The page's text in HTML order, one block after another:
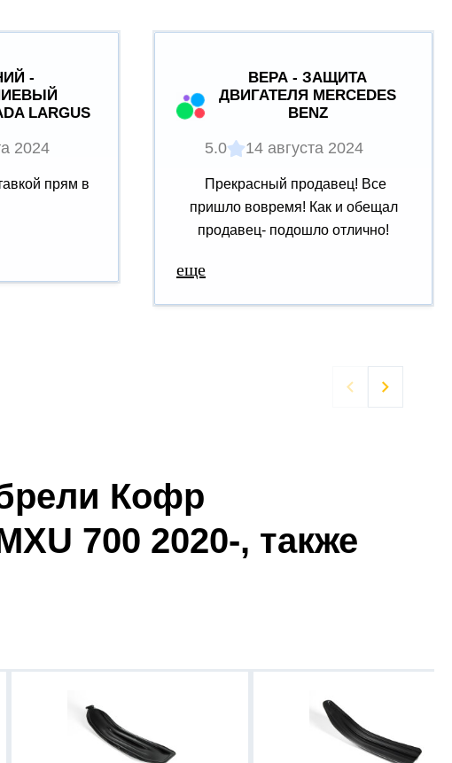
-
LARGUS
2024
прям в
ВЕРА - ЗАЩИТА
ДВИГАТЕЛЯ MERCEDES
BENZ
5.0 14 августа 2024
Прекрасный продавец! Все
пришло вовремя! Как и обещал
продавец- подошло отлично!
еще
 
Кофр
700 2020-, также